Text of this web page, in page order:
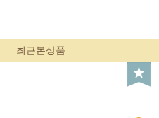
최근본상품